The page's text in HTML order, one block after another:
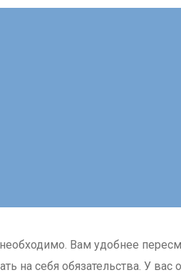
Вам удобнее
на себя обязательства. У вас